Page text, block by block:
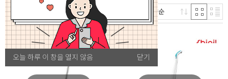
오늘 하루 이 창을 열지 않음 닫기
12 판매량순